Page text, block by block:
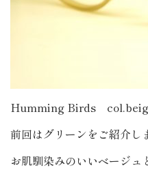
Humming Birds
前回はグリーンをご紹介し
お肌馴染みのいいベージュ